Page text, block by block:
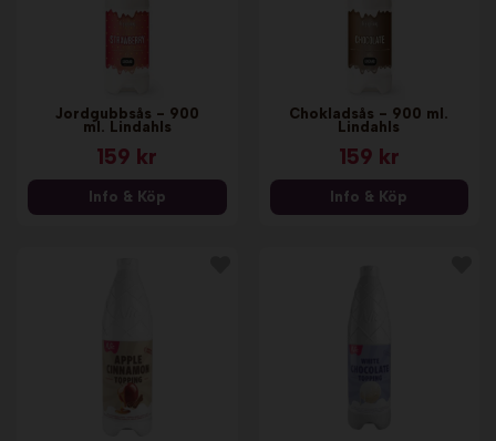
Jordgubbsås - 900
ml. Lindahls
159 kr
Info & Köp
Chokladsås - 900 ml.
Lindahls
159 kr
Info & Köp